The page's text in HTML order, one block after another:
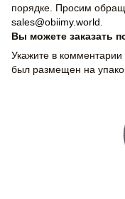
порядке. Просим
sales@obiimy.world
Вы можете заказать
Укажите в комментарии
был размещен на